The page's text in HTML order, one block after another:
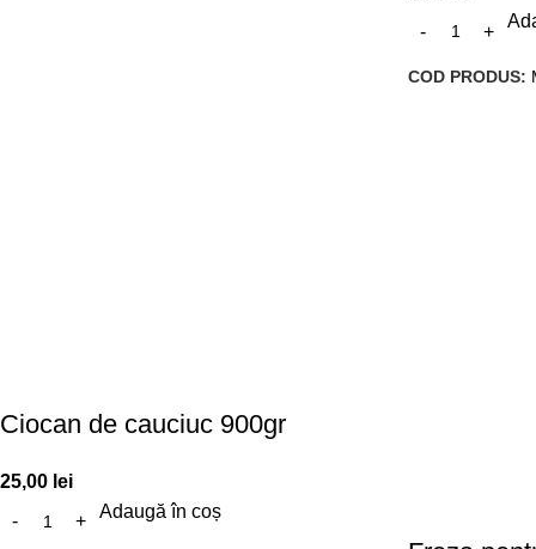
COD PRODUS:
Ciocan de cauciuc 900gr
25,00 lei
Adaugă în coș